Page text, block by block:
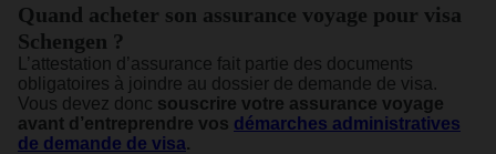
Quand acheter son assurance voyage pour visa
Schengen ?
L’attestation d’assurance fait partie des documents
obligatoires à joindre au dossier de demande de visa.
Vous devez donc souscrire votre assurance voyage
avant d’entreprendre vos démarches administratives
de demande de visa.